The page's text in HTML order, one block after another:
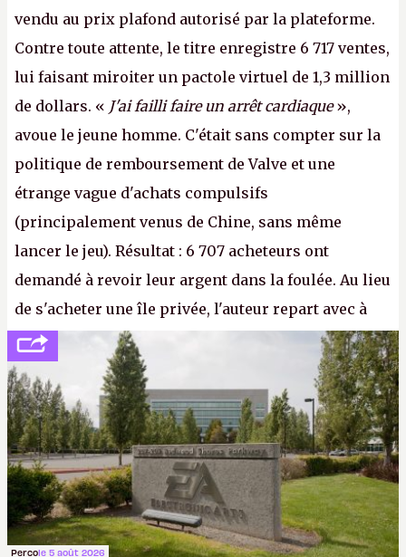
vendu au prix plafond autorisé par la plateforme.
Contre toute attente, le titre enregistre 6 717 ventes,
lui faisant miroiter un pactole virtuel de 1,3 million
de dollars. « J'ai failli faire un arrêt cardiaque»,
avoue le jeune homme. C'était sans compter sur la
politique de remboursement de Valve et une
étrange vague d'achats compulsifs
(principalement venus de Chine, sans même
lancer le jeu). Résultat : 6 707 acheteurs ont
demandé à revoir leur argent dans la foulée. Au lieu
de s'acheter une île privée, l'auteur repart avec à
peine 2 000 dollars en poche. C'est toujours plus
cher payé que le temps passé à dev, mais ça
apprendra aux petits malins qu'on ne braque pas
Gabe Newell aussi facilement.P.
Percole 5 août 2026